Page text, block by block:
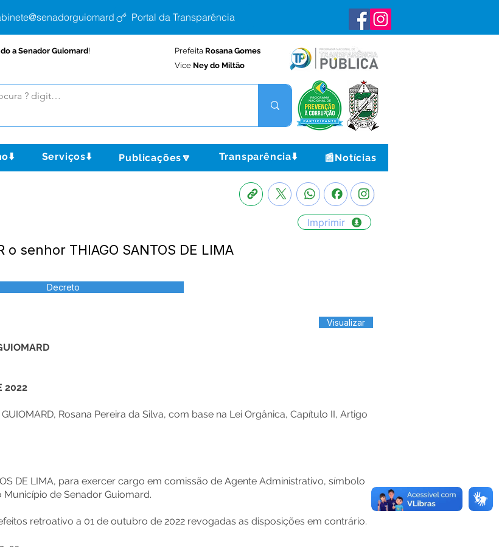
Portal da Transparência
a Senador Guiomard! Prefeita Rosana Gomes
Vice Ney do Miltão
Serviços⬇️ Publicações🔽 Transparência⬇️ 📰Notícias
Imprimir
senhor THIAGO SANTOS DE LIMA
Decreto
Visualizar
2022
GUIOMARD, Rosana Pereira da Silva, com base na Lei Orgânica, Capítulo II, Artigo
DE LIMA, para exercer cargo em comissão de Agente Administrativo, símbolo
de Senador Guiomard.
retroativo a 01 de outubro de 2022 revogadas as disposições em contrário.